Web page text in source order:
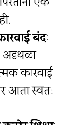
बंद:
अडथळा
कारवाई
आता स्वतः